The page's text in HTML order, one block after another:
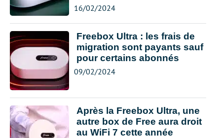
16/02/2024
Freebox Ultra : les frais de
migration sont payants sauf
pour certains abonnés
09/02/2024
Après la Freebox Ultra, une
autre box de Free aura droit
au WiFi 7 cette année